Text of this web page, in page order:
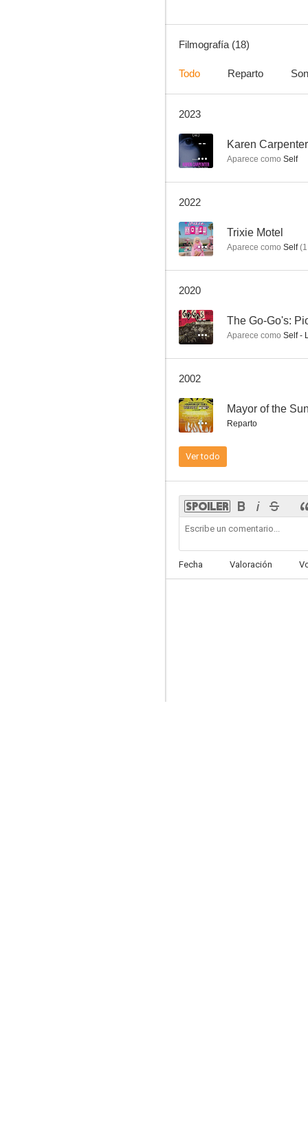
Mayor of the Sunset Strip
Filmografía (18)
Todo Reparto
2023
-- Karen
Aparece como Self
2022
-- Trixie Motel
Aparece como Self(1
2020
-- The Go-Go's:
Aparece como Self -
2002
-- Mayor of the
Reparto
Ver todo
Fecha Valoración